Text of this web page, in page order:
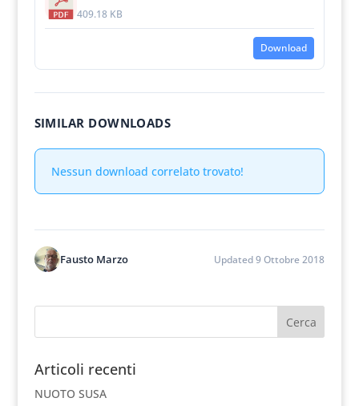
409.18 KB
Download
SIMILAR DOWNLOADS
Nessun download correlato trovato!
Fausto Marzo Updated 9 Ottobre 2018
Articoli recenti
NUOTO SUSA